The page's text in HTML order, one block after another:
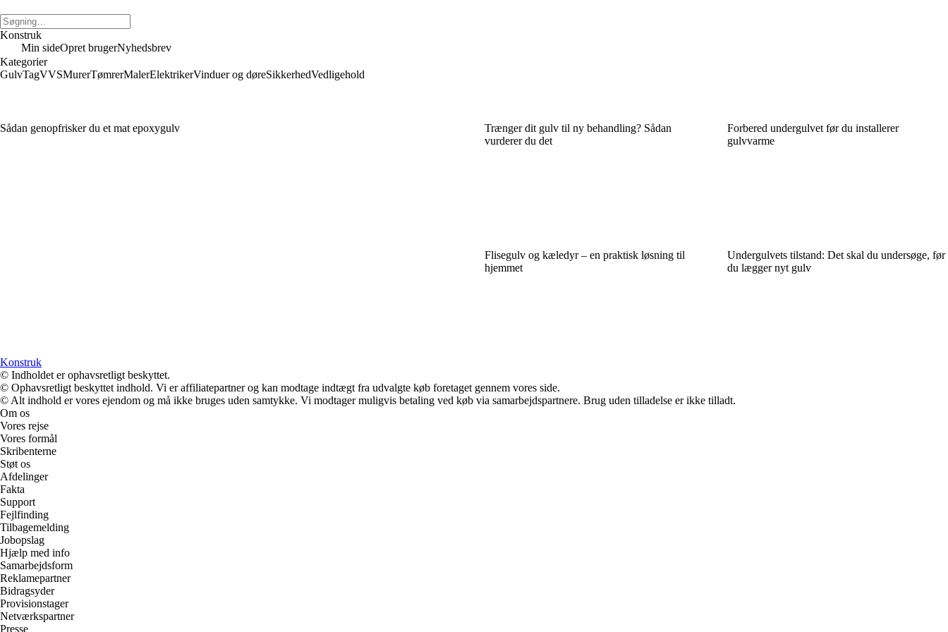
Konstruk
Min sideOpret brugerNyhedsbrev
Kategorier
GulvTagVVSMurerTømrerMalerElektrikerVinduer og døreSikkerhedVedligehold
Sådan genopfrisker du et mat epoxygulv
Trænger dit gulv til ny behandling? Sådan
vurderer du det
Forbered undergulvet før du installerer
gulvvarme
Flisegulv og kæledyr – en praktisk løsning til
hjemmet
Undergulvets tilstand: Det skal du undersøge, før
du lægger nyt gulv
Konstruk
© Indholdet er ophavsretligt beskyttet.
© Ophavsretligt beskyttet indhold. Vi er affiliatepartner og kan modtage indtægt fra udvalgte køb foretaget gennem vores side.
© Alt indhold er vores ejendom og må ikke bruges uden samtykke. Vi modtager muligvis betaling ved køb via samarbejdspartnere. Brug uden tilladelse er ikke tilladt.
Om os
Vores rejse
Vores formål
Skribenterne
Støt os
Afdelinger
Fakta
Support
Fejlfinding
Tilbagemelding
Jobopslag
Hjælp med info
Samarbejdsform
Reklamepartner
Bidragsyder
Provisionstager
Netværkspartner
Presse